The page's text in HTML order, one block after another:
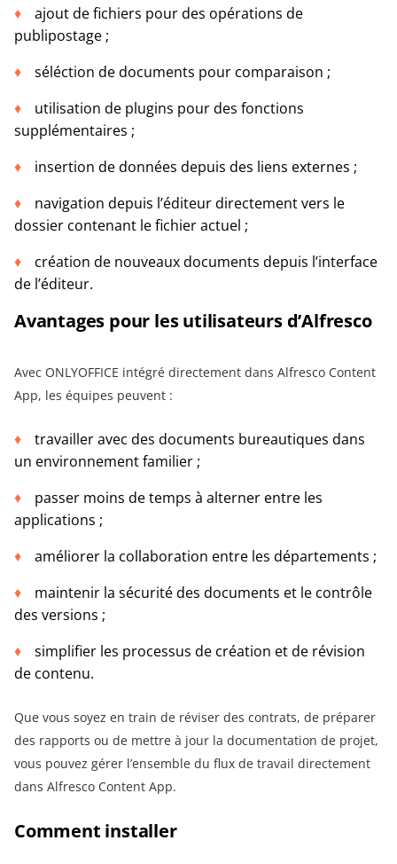
ajout de fichiers pour des opérations de
publipostage ;
séléction de documents pour comparaison ;
utilisation de plugins pour des fonctions
supplémentaires ;
insertion de données depuis des liens externes ;
navigation depuis l’éditeur directement vers le
dossier contenant le fichier actuel ;
création de nouveaux documents depuis l’interface
de l’éditeur.
Avantages pour les utilisateurs d’Alfresco
Avec ONLYOFFICE intégré directement dans Alfresco Content
App, les équipes peuvent :
travailler avec des documents bureautiques dans
un environnement familier ;
passer moins de temps à alterner entre les
applications ;
améliorer la collaboration entre les départements ;
maintenir la sécurité des documents et le contrôle
des versions ;
simplifier les processus de création et de révision
de contenu.
Que vous soyez en train de réviser des contrats, de préparer
des rapports ou de mettre à jour la documentation de projet,
vous pouvez gérer l’ensemble du flux de travail directement
dans Alfresco Content App.
Comment installer